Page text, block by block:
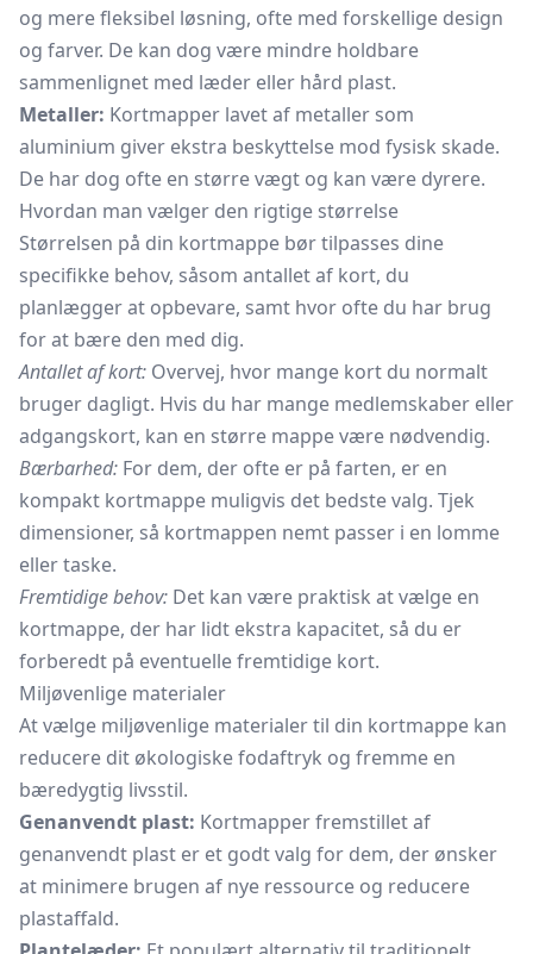
og mere fleksibel løsning, ofte med forskellige design
og farver. De kan dog være mindre holdbare
sammenlignet med læder eller hård plast.
Metaller: Kortmapper lavet af metaller som
aluminium giver ekstra beskyttelse mod fysisk skade.
De har dog ofte en større vægt og kan være dyrere.
Hvordan man vælger den rigtige størrelse
Størrelsen på din kortmappe bør tilpasses dine
specifikke behov, såsom antallet af kort, du
planlægger at opbevare, samt hvor ofte du har brug
for at bære den med dig.
Antallet af kort: Overvej, hvor mange kort du normalt
bruger dagligt. Hvis du har mange medlemskaber eller
adgangskort, kan en større mappe være nødvendig.
Bærbarhed: For dem, der ofte er på farten, er en
kompakt kortmappe muligvis det bedste valg. Tjek
dimensioner, så kortmappen nemt passer i en lomme
eller taske.
Fremtidige behov: Det kan være praktisk at vælge en
kortmappe, der har lidt ekstra kapacitet, så du er
forberedt på eventuelle fremtidige kort.
Miljøvenlige materialer
At vælge miljøvenlige materialer til din kortmappe kan
reducere dit økologiske fodaftryk og fremme en
bæredygtig livsstil.
Genanvendt plast: Kortmapper fremstillet af
genanvendt plast er et godt valg for dem, der ønsker
at minimere brugen af nye ressource og reducere
plastaffald.